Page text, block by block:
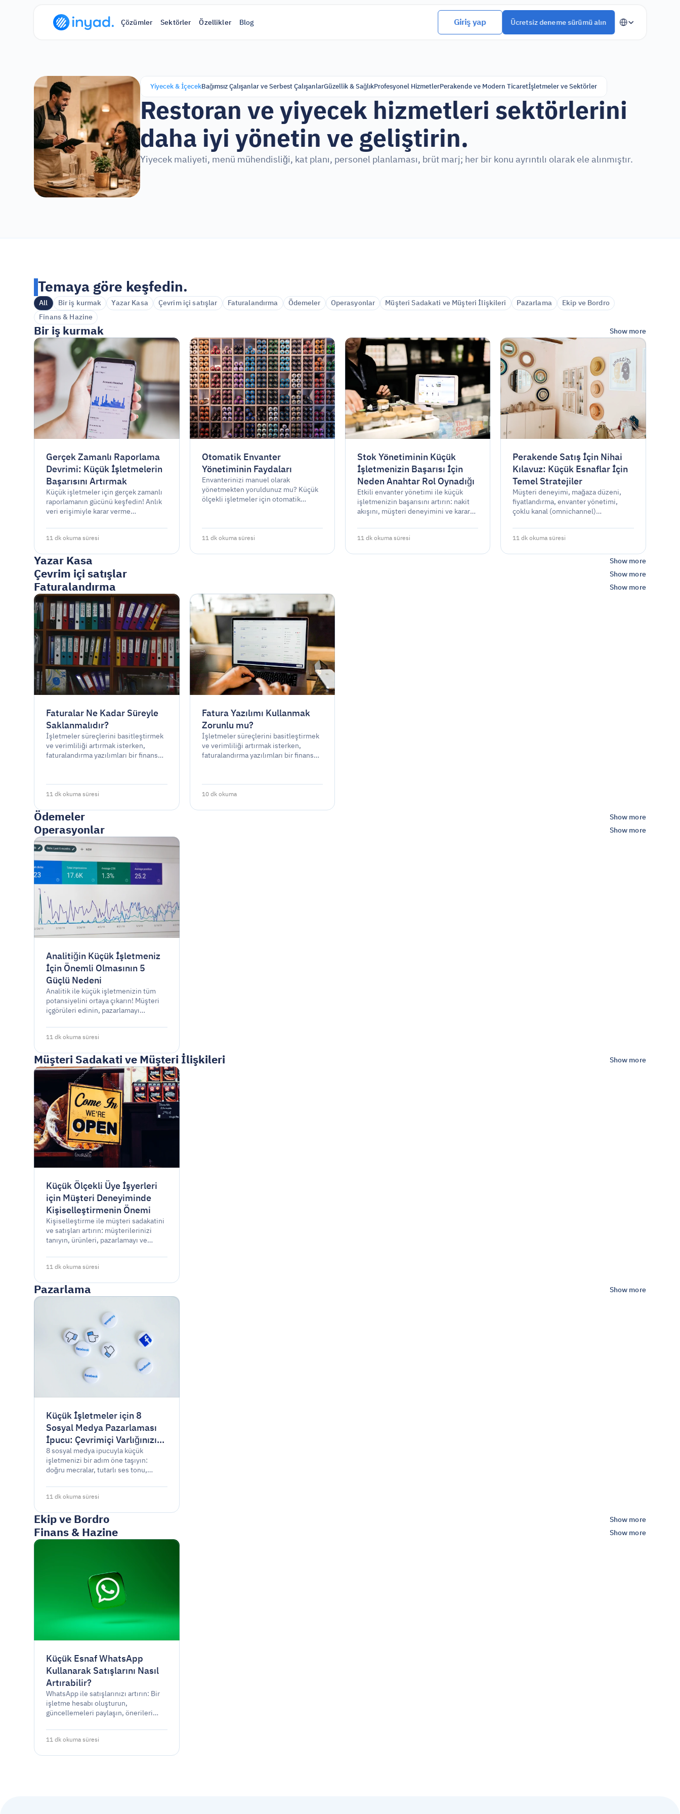
Yiyecek & İçecekBağımsız Çalışanlar ve Serbest ÇalışanlarGüzellik & SağlıkProfesyonel HizmetlerPerakende ve Modern Ticaretİşletmeler ve Sektörler
Restoran ve yiyecek hizmetleri sektörlerini
daha iyi yönetin ve geliştirin.
Yiyecek maliyeti, menü mühendisliği, kat planı, personel planlaması, brüt marj; her bir konu ayrıntılı olarak ele alınmıştır.
Çözümler Sektörler Özellikler Blog Giriş yap Ücretsiz deneme sürümü alın
Select Language
Temaya göre keşfedin.
All Bir iş kurmak Yazar Kasa Çevrim içi satışlar Faturalandırma Ödemeler Operasyonlar Müşteri Sadakati ve Müşteri İlişkileri Pazarlama
Ekip ve Bordro
Finans & Hazine
Bir iş kurmak Show more
Gerçek Zamanlı Raporlama
Devrimi: Küçük İşletmelerin
Başarısını Artırmak
Küçük işletmeler için gerçek zamanlı
raporlamanın gücünü keşfedin! Anlık
veri erişimiyle karar verme
verimliliği ve müşteri hizmetlerini
geliştirin.
11 dk okuma süresi
Otomatik Envanter
Yönetiminin Faydaları
Envanterinizi manuel olarak
yönetmekten yoruldunuz mu? Küçük
ölçekli işletmeler için otomatik
kârlılığınızı artırın.
11 dk okuma süresi
Stok Yönetiminin Küçük
İşletmenizin Başarısı İçin
Neden Anahtar Rol Oynadığı
Etkili envanter yönetimi ile küçük
işletmenizin başarısını artırın: nakit
akışını, müşteri deneyimini ve karar
rekabet avantajı elde edin.
11 dk okuma süresi
Perakende Satış İçin Nihai
Kılavuz: Küçük Esnaflar İçin
Temel Stratejiler
Müşteri deneyimi, mağaza düzeni,
fiyatlandırma, envanter yönetimi,
çoklu kanal (omnichannel)
pazarlama ile perakende satışlarınızı
en üst düzeye çıkarın.
11 dk okuma süresi
Yazar Kasa Show more
Çevrim içi satışlar Show more
Faturalandırma Show more
Faturalar Ne Kadar Süreyle
Saklanmalıdır?
İşletmeler süreçlerini basitleştirmek
ve verimliliği artırmak isterken,
faturalandırma yazılımları bir finansal
yazılımı kullanmak yasal bir gereklilik
midir yoksa sadece stratejik bir
11 dk okuma süresi
Fatura Yazılımı Kullanmak
Zorunlu mu?
İşletmeler süreçlerini basitleştirmek
ve verimliliği artırmak isterken,
faturalandırma yazılımları bir finansal
yazılımı kullanmak yasal bir gereklilik
midir yoksa sadece stratejik bir
10 dk okuma
Ödemeler Show more
Operasyonlar Show more
Analitiğin Küçük İşletmeniz
İçin Önemli Olmasının 5
Güçlü Nedeni
Analitik ile küçük işletmenizin tüm
potansiyelini ortaya çıkarın! Müşteri
içgörüleri edinin, pazarlamayı
trendleri tahmin edin ve başarı için
KPI'ları takip edin.
11 dk okuma süresi
Müşteri Sadakati ve Müşteri İlişkileri Show more
Küçük Ölçekli Üye İşyerleri
için Müşteri Deneyiminde
Kişiselleştirmenin Önemi
Kişiselleştirme ile müşteri sadakatini
ve satışları artırın: müşterilerinizi
tanıyın, ürünleri, pazarlamayı ve
teknolojiden yararlanın ve
çalışmalarınızı optimize edin.
11 dk okuma süresi
Pazarlama Show more
Küçük İşletmeler için 8
Sosyal Medya Pazarlaması
İpucu: Çevrimiçi Varlığınızı
Güçlendirin
8 sosyal medya ipucuyla küçük
işletmenizi bir adım öne taşıyın:
doğru mecralar, tutarlı ses tonu,
etiketler, planlama, reklamlar ve
analiz.
11 dk okuma süresi
Ekip ve Bordro Show more
Finans & Hazine Show more
Küçük Esnaf WhatsApp
Kullanarak Satışlarını Nasıl
Artırabilir?
WhatsApp ile satışlarınızı artırın: Bir
işletme hesabı oluşturun,
güncellemeleri paylaşın, önerileri
aracılığıyla etkileşim kurun ve bir
topluluk oluşturun.
11 dk okuma süresi